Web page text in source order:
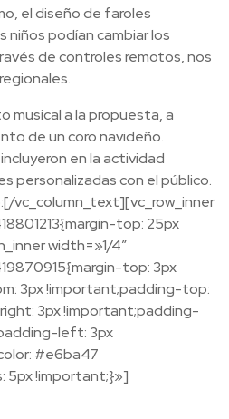
el diseño de faroles
podían cambiar los
de controles remotos, nos
musical a la propuesta, a
de un coro navideño.
en la actividad
personalizadas con el público.
vc_column_text][vc_row_inner
top: 25px
width=»1/4″
top: 3px
3px !important;padding-top:
3px !important;padding-
left: 3px
#e6ba47
5px !important;}»]